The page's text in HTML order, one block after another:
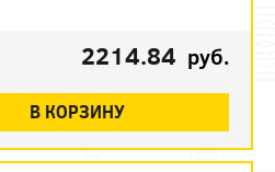
2214.84 руб.
В КОРЗИНУ